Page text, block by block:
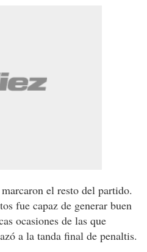
el resto del partido.
fue capaz de generar buen
ocasiones de las que
a la tanda final de penaltis.